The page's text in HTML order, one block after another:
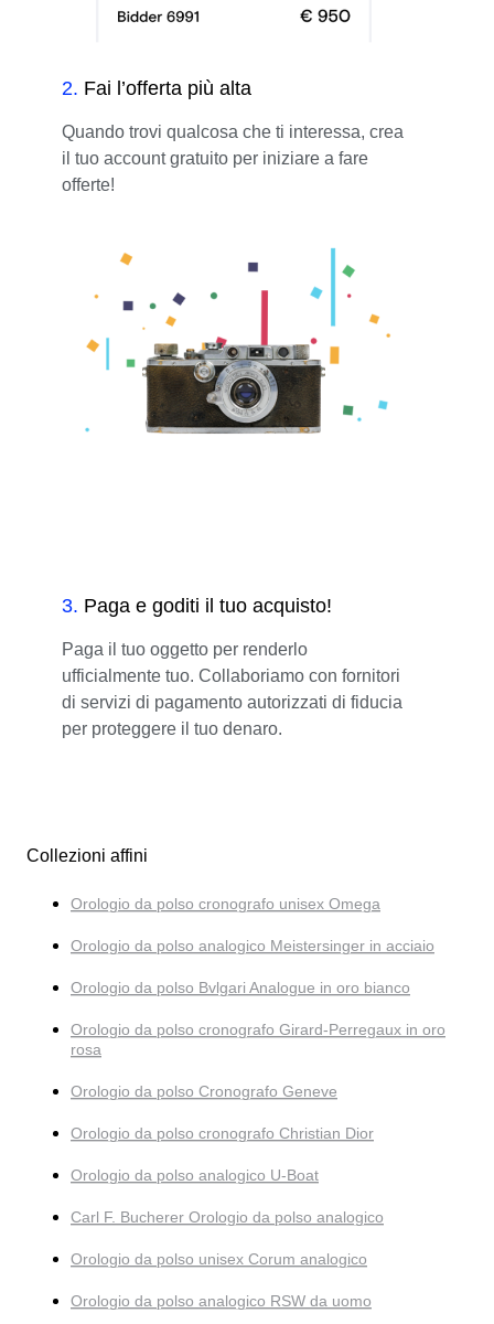
2. Fai l’offerta più alta
Quando trovi qualcosa che ti interessa, crea
il tuo account gratuito per iniziare a fare
offerte!
3. Paga e goditi il tuo acquisto!
Paga il tuo oggetto per renderlo
ufficialmente tuo. Collaboriamo con fornitori
di servizi di pagamento autorizzati di fiducia
per proteggere il tuo denaro.
Collezioni affini
Orologio da polso cronografo unisex Omega
Orologio da polso analogico Meistersinger in acciaio
Orologio da polso Bvlgari Analogue in oro bianco
Orologio da polso cronografo Girard-Perregaux in oro
rosa
Orologio da polso Cronografo Geneve
Orologio da polso cronografo Christian Dior
Orologio da polso analogico U-Boat
Carl F. Bucherer Orologio da polso analogico
Orologio da polso unisex Corum analogico
Orologio da polso analogico RSW da uomo